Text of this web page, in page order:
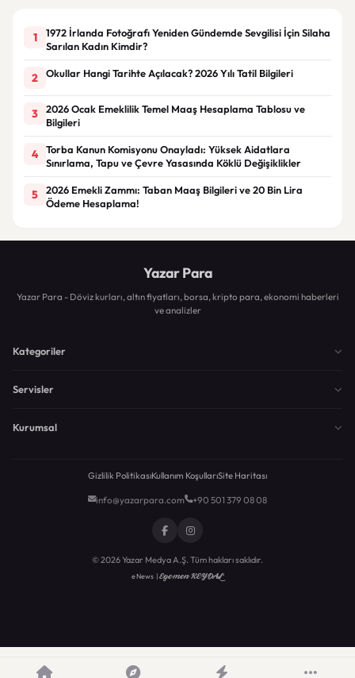
1
1972 İrlanda Fotoğrafı Yeniden Gündemde Sevgilisi İçin Silaha
Sarılan Kadın Kimdir?
2 Okullar Hangi Tarihte Açılacak? 2026 Yılı Tatil Bilgileri
3
2026 Ocak Emeklilik Temel Maaş Hesaplama Tablosu ve
Bilgileri
4
Torba Kanun Komisyonu Onayladı: Yüksek Aidatlara
Sınırlama, Tapu ve Çevre Yasasında Köklü Değişiklikler
5
2026 Emekli Zammı: Taban Maaş Bilgileri ve 20 Bin Lira
Ödeme Hesaplama!
Yazar Para
Yazar Para - Döviz kurları, altın fiyatları, borsa, kripto para, ekonomi haberleri
ve analizler
Kategoriler
Servisler
Kurumsal
Gizlilik PolitikasıKullanım KoşullarıSite Haritası
info@yazarpara.com +90 501 379 08 08
© 2026 Yazar Medya A.Ş. Tüm hakları saklıdır.
eNews |Egemen KEYDAL